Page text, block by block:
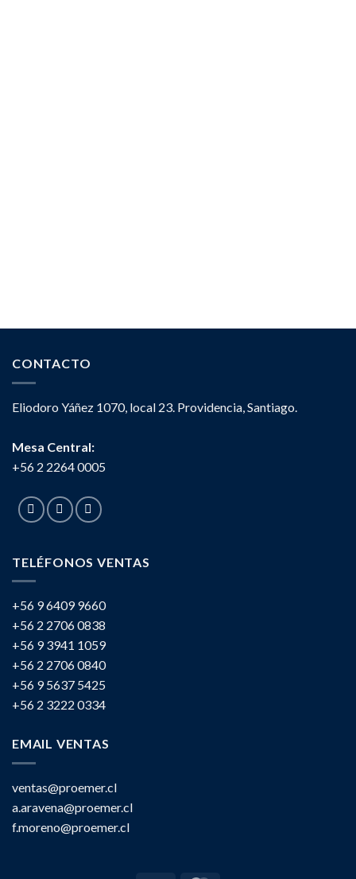
CONTACTO
Eliodoro Yáñez 1070, local 23. Providencia, Santiago.
Mesa Central:
+56 2 2264 0005
TELÉFONOS VENTAS
+56 9 6409 9660
+56 2 2706 0838
+56 9 3941 1059
+56 2 2706 0840
+56 9 5637 5425
+56 2 3222 0334
EMAIL VENTAS
ventas@proemer.cl
a.aravena@proemer.cl
f.moreno@proemer.cl